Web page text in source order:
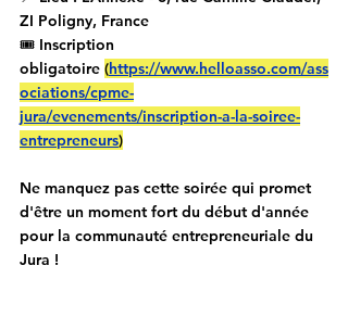
ZI Poligny, France
🎟️ Inscription
obligatoire (https://www.helloasso.com/ass
ociations/cpme-
jura/evenements/inscription-a-la-soiree-
entrepreneurs)
Ne manquez pas cette soirée qui promet
d'être un moment fort du début d'année
pour la communauté entrepreneuriale du
Jura !